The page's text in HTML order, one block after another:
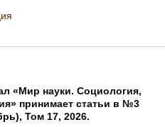
«Мир науки. Социология,
принимает статьи в №3
Том 17, 2026.